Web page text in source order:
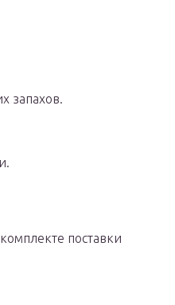
запахов.
поставки